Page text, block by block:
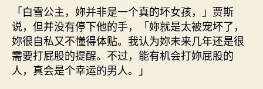
「白雪公主，妳并非是一个真的坏女孩，」贾斯
说，但并没有停下他的手，「妳就是太被宠坏了，
妳很自私又不懂得体贴。我认为妳未来几年还是很
需要打屁股的提醒。不过，能有机会打妳屁股的
人，真会是个幸运的男人。」